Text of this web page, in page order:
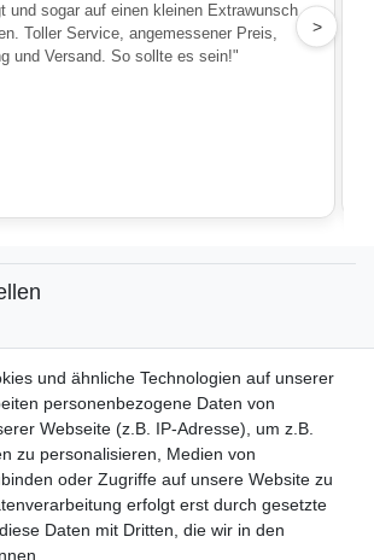
und sogar auf einen kleinen Extrawunsch
Toller Service, angemessener Preis,
und Versand. So sollte es sein!"
>
Kerzen
und ähnliche Technologien auf unserer
personenbezogene Daten von
Webseite (z.B. IP-Adresse), um z.B.
zu personalisieren, Medien von
oder Zugriffe auf unsere Website zu
erfolgt erst durch gesetzte
Daten mit Dritten, die wir in den